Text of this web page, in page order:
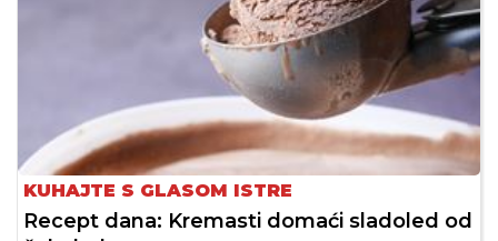
KUHAJTE S GLASOM ISTRE
Recept dana: Kremasti domaći sladoled od